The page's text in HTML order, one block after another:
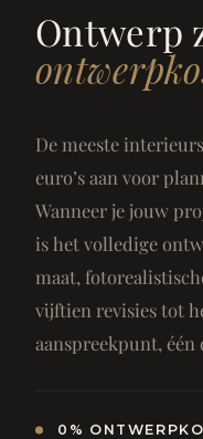
Ontwerp
De meeste
euro’s aan voor
Wanneer je jouw
is het volledige
maat,
vijftien revisies tot
aanspreekpunt,
0%